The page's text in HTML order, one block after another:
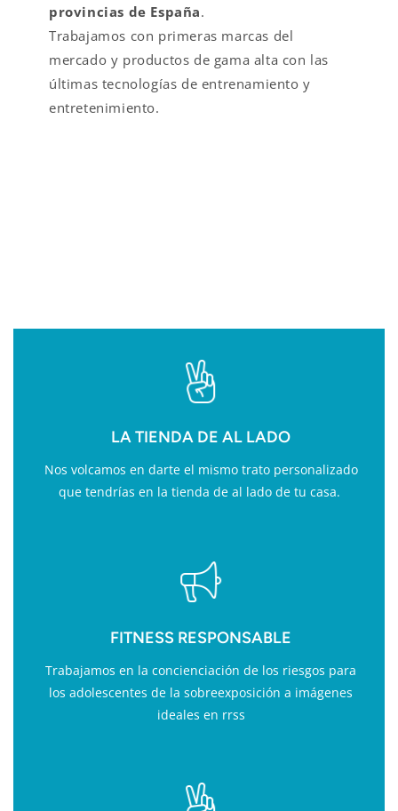
provincias de España.
Trabajamos con primeras marcas del
mercado y productos de gama alta con las
últimas tecnologías de entrenamiento y
entretenimiento.
LA TIENDA DE AL LADO
Nos volcamos en darte el mismo trato personalizado
que tendrías en la tienda de al lado de tu casa.
FITNESS RESPONSABLE
Trabajamos en la concienciación de los riesgos para
los adolescentes de la sobreexposición a imágenes
ideales en rrss